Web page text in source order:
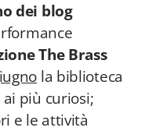
dei blog
The Brass
la biblioteca
più curiosi;
e le attività